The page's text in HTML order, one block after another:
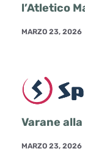
l’Atletico
MARZO 23, 2026
Varane
MARZO 23, 2026